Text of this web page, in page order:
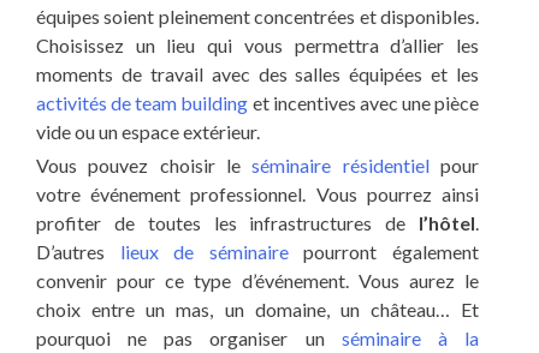
équipes soient pleinement concentrées et disponibles.
Choisissez un lieu qui vous permettra d’allier les
moments de travail avec des salles équipées et les
activités de team building et incentives avec une pièce
vide ou un espace extérieur.
Vous pouvez choisir leséminaire résidentielpour
votre événement professionnel. Vous pourrez ainsi
profiter de toutes les infrastructures de l’hôtel
D’autres lieux de séminairepourront également
convenir pour ce type d’événement. Vous aurez le
choix entre un mas, un domaine, un château… Et
pourquoi ne pas organiser un séminaire à la